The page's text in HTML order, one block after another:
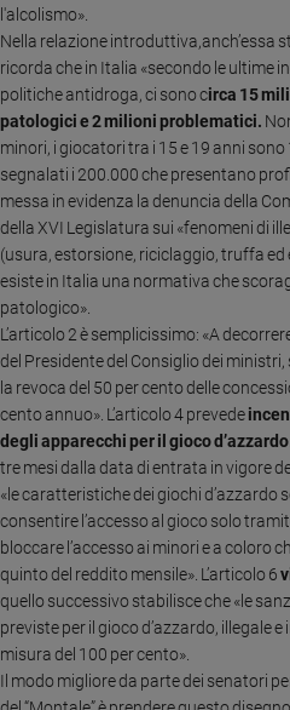
inclusione
Costume
Cultura
spettacoli
Sanremo
2026
Cinema,
Tv
e
streaming
Libri
Musica
Arte
Famiglia
ed
educazione
e
figli
Nonni
Coppia
Scuola
l'alcolismo».
Nella relazione introduttiva,anch’essa
ricorda che in Italia «secondo le ultime
politiche antidroga, ci sono circa 15
patologici e 2 milioni problematici.
minori, i giocatori tra i 15 e 19 anni
segnalati i 200.000 che presentano
messa in evidenza la denuncia della
della XVI Legislatura sui «fenomeni di
(usura, estorsione, riciclaggio, truffa ed
esiste in Italia una normativa che
patologico».
L’articolo 2 è semplicissimo: «A
del Presidente del Consiglio dei
la revoca del 50 per cento delle
cento annuo». L’articolo 4 prevede
degli apparecchi per il gioco d’azzardo
tre mesi dalla data di entrata in vigore
«le caratteristiche dei giochi d’azzardo
consentire l’accesso al gioco solo
bloccare l’accesso ai minori e a coloro
quinto del reddito mensile». L’articolo 6
quello successivo stabilisce che «le
previste per il gioco d’azzardo, illegale
misura del 100 per cento».
Il modo migliore da parte dei senatori